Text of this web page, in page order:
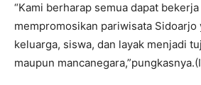
“Kami berharap semua dapat bekerja
mempromosikan pariwisata Sidoarjo
keluarga, siswa, dan layak menjadi
maupun